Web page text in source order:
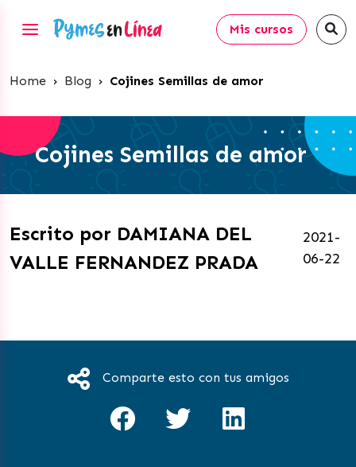
Mis cursos
Home › Blog › Cojines Semillas de amor
Cojines Semillas de amor
Escrito por DAMIANA DEL
VALLE FERNANDEZ PRADA
2021-
06-22
Comparte esto con tus amigos